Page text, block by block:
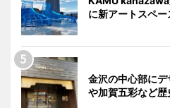
に新アートスペ
金沢の中心部にデ
や加賀五彩など